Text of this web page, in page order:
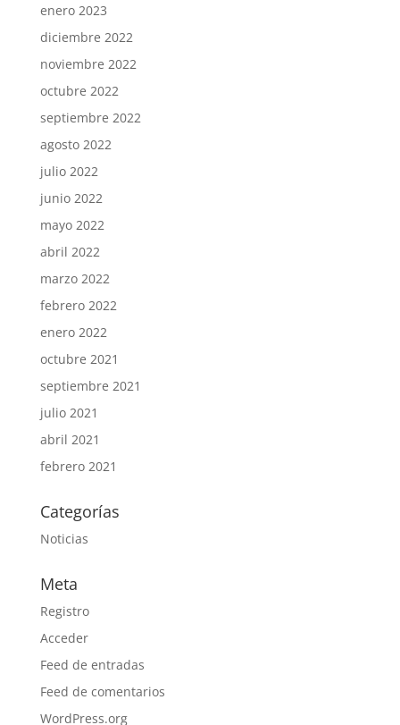
enero 2023
diciembre 2022
noviembre 2022
octubre 2022
septiembre 2022
agosto 2022
julio 2022
junio 2022
mayo 2022
abril 2022
marzo 2022
febrero 2022
enero 2022
octubre 2021
septiembre 2021
julio 2021
abril 2021
febrero 2021
Categorías
Noticias
Meta
Registro
Acceder
Feed de entradas
Feed de comentarios
WordPress.org